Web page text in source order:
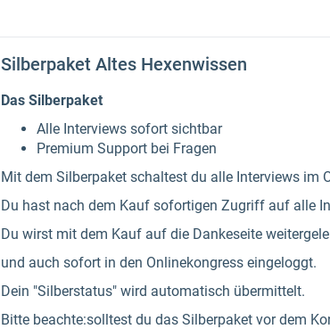
Silberpaket Altes Hexenwissen
Das Silberpaket
Alle Interviews sofort sichtbar
Premium Support bei Fragen
Mit dem Silberpaket schaltest du alle Interviews im
Du hast nach dem Kauf sofortigen Zugriff auf alle
Du wirst mit dem Kauf auf die Dankeseite
und auch sofort in den Onlinekongress eingeloggt.
Dein "Silberstatus" wird automatisch übermittelt.
Bitte beachte:solltest du das Silberpaket vor dem